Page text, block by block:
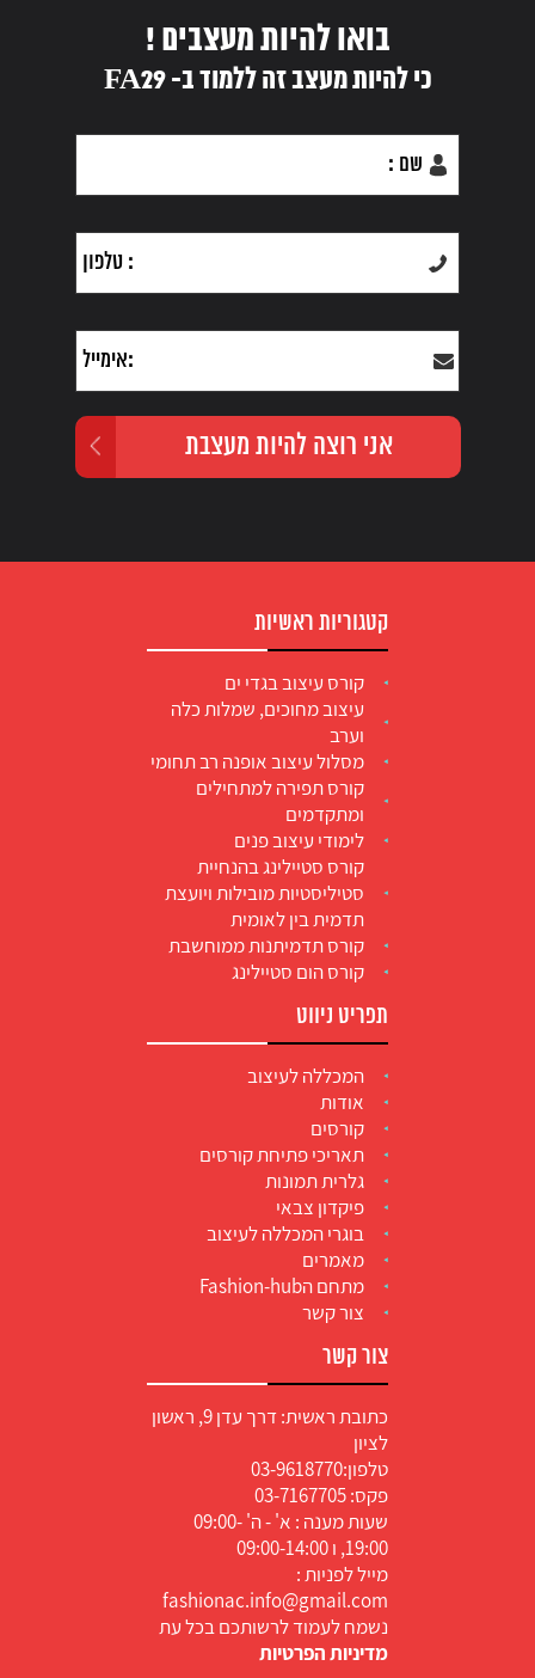
בואו להיות מעצבים !
כי להיות מעצב זה ללמוד ב- FA29
קטגוריות ראשיות
קורס עיצוב בגדי ים
עיצוב מחוכים, שמלות כלה
וערב
מסלול עיצוב אופנה רב תחומי
קורס תפירה למתחילים
ומתקדמים
לימודי עיצוב פנים
קורס סטיילינג בהנחיית
סטיליסטיות מובילות ויועצת
תדמית בין לאומית
קורס תדמיתנות ממוחשבת
קורס הום סטיילינג
תפריט ניווט
המכללה לעיצוב
אודות
קורסים
תאריכי פתיחת קורסים
גלרית תמונות
פיקדון צבאי
בוגרי המכללה לעיצוב
מאמרים
מתחם הFashion-hub
צור קשר
צור קשר
כתובת ראשית: דרך עדן 9, ראשון
לציון
טלפון:03-9618770
פקס: 03-7167705
שעות מענה : א' - ה' 09:00-
19:00, ו 09:00-14:00
מייל לפניות :
fashionac.info@gmail.com
נשמח לעמוד לרשותכם בכל עת
מדיניות הפרטיות